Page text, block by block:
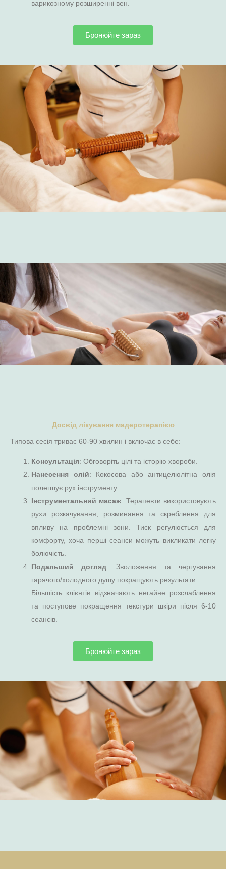
варикозному розширенні вен.
Бронюйте зараз
Досвід лікування мадеротерапією
Типова сесія триває 60-90 хвилин і включає в себе:
Консультація: Обговоріть цілі та історію хвороби.
Нанесення олій: Кокосова або антицелюлітна олія
полегшує рух інструменту.
Інструментальний масаж: Терапевти використовують
рухи розкачування, розминання та скреблення для
впливу на проблемні зони. Тиск регулюється для
комфорту, хоча перші сеанси можуть викликати легку
болючість.
Подальший догляд: Зволоження та чергування
гарячого/холодного душу покращують результати.
Більшість клієнтів відзначають негайне розслаблення
та поступове покращення текстури шкіри після 6-10
сеансів.
Бронюйте зараз